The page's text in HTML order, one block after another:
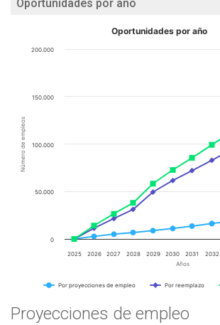
Oportunidades por año
Años
Número de empleos
Oportunidades por año
Por proyecciones de empleo Por reemplazo
2025 2026 2027 2028 2029 2030 2031 2032
0
50.000
100.000
150.000
200.000
Proyecciones de empleo